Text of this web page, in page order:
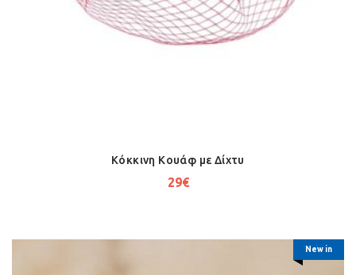
Κόκκινη Κουάφ με Δίχτυ
29€
New in